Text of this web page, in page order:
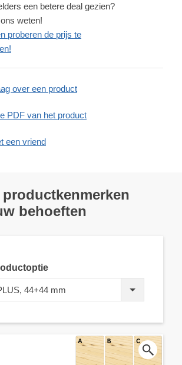
een betere deal gezien?
weten!
proberen de prijs te
over een product
PDF van het product
een vriend
productkenmerken
behoeften
44+44 mm